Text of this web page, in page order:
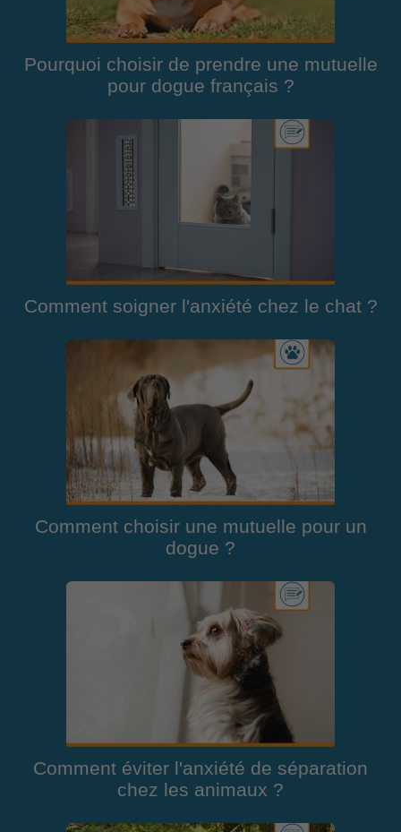
Pourquoi choisir de prendre une mutuelle
pour dogue français ?
Comment soigner l'anxiété chez le chat ?
Comment choisir une mutuelle pour un
dogue ?
Comment éviter l'anxiété de séparation
chez les animaux ?